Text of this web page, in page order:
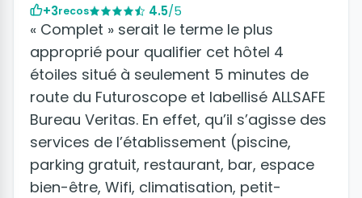
+3recos 4.5/5
« Complet » serait le terme le plus
approprié pour qualifier cet hôtel 4
étoiles situé à seulement 5 minutes de
route du Futuroscope et labellisé ALLSAFE
Bureau Veritas. En effet, qu’il s’agisse des
services de l’établissement (piscine,
parking gratuit, restaurant, bar, espace
bien-être, Wifi, climatisation, petit-